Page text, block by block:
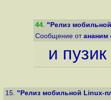
44. "Релиз
Сообщение от ананим
и
15. "Релиз мобильной Linux-